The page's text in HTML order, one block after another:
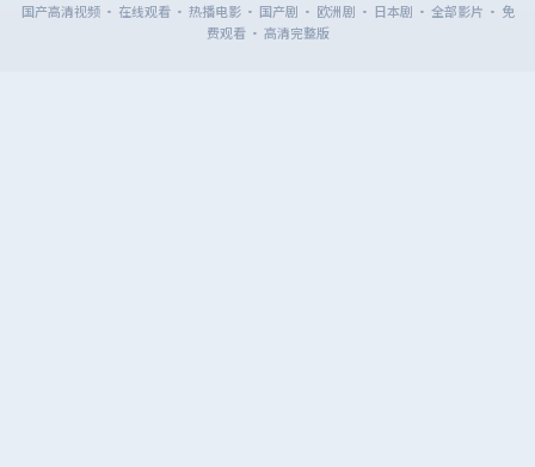
国产高清视频 · 在线观看 · 热播电影 · 国产剧 · 欧洲剧 · 日本剧 · 全部影片 · 免
费观看 · 高清完整版